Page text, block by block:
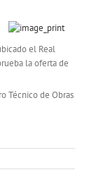
el Real
la oferta de
Técnico de Obras